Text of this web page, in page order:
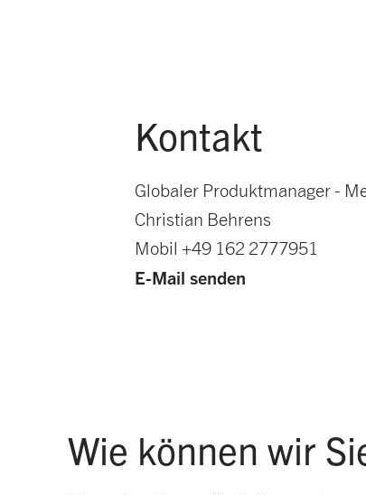
Kontakt
Globaler Produktmanager -
Christian Behrens
Mobil +49 162 2777951
E-Mail senden
Wie können wir